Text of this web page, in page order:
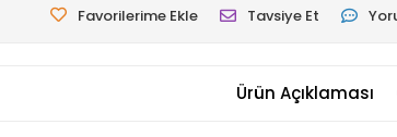
Favorilerime Ekle Tavsiye Et
Ürün Açıklaması